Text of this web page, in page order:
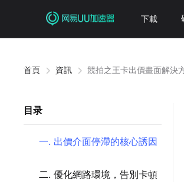
下載
首頁 資訊 競拍之王卡出價畫面解決
目录
一. 出價介面停滯的核心誘因
二. 優化網路環境，告別卡頓